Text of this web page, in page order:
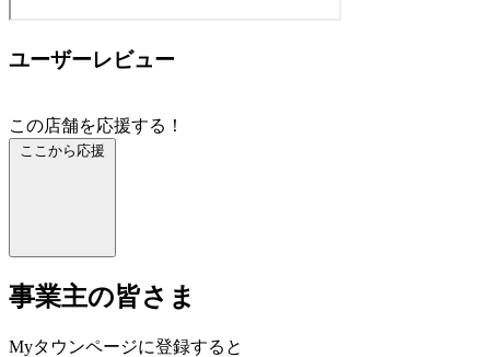
ユーザーレビュー
この店舗を応援する！
ここから応援
事業主の皆さま
Myタウンページに登録すると